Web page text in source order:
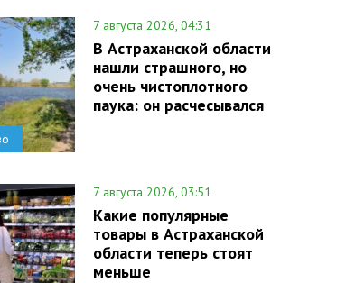
7 августа 2026, 04:31
В Астраханской области
нашли страшного, но
очень чистоплотного
паука: он расчесывался
7 августа 2026, 03:51
Какие популярные
товары в Астраханской
области теперь стоят
меньше